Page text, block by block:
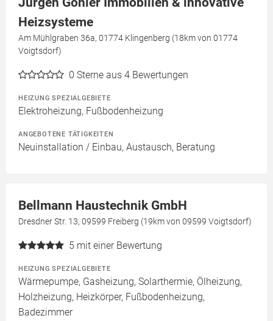
Heizsysteme
Am Mühlgraben 36a, 01774 Klingenberg (18km von 01774
Voigtsdorf)
0 Sterne aus 4 Bewertungen
HEIZUNG SPEZIALGEBIETE
Elektroheizung, Fußbodenheizung
ANGEBOTENE TÄTIGKEITEN
Neuinstallation / Einbau, Austausch, Beratung
Bellmann Haustechnik GmbH
Dresdner Str. 13, 09599 Freiberg (19km von 09599 Voigtsdorf)
5 mit einer Bewertung
HEIZUNG SPEZIALGEBIETE
Wärmepumpe, Gasheizung, Solarthermie, Ölheizung,
Holzheizung, Heizkörper, Fußbodenheizung,
Badezimmer